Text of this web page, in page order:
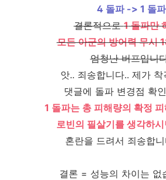
4 돌파 -> 1 돌파
결론적으로1돌파만
모든 아군의 방어력 무시
엄청난 버프입니
앗.. 죄송합니다.. 제가 착
댓글에 돌파 변경점 확
1 돌파는 총 피해량의 확정
로빈의 필살기를 생각하
혼란을 드려서 죄송합
결론 = 성능의 차이는 없